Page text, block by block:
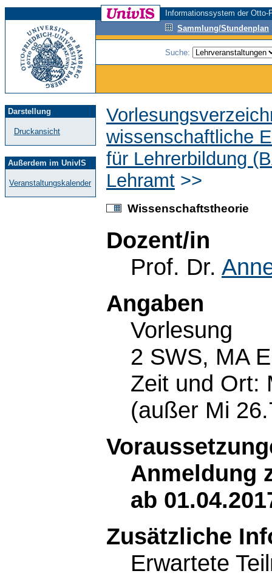
Informationssystem der
Sammlung/Stundenplan
Suche:
Darstellung
Druckansicht
Außerdem im UnivIS
Veranstaltungskalender
wissenschaftliche
für Lehrerbildung
Lehramt >>
Wissenschaftstheorie
Dozent/in
Prof. Dr.
Angaben
Vorlesung
2 SWS, MA
Zeit und Ort:
(außer Mi
Anmeldung
ab
Zusätzliche
Erwartete